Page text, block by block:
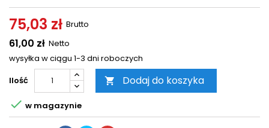
75,03 zł Brutto
61,00 zł Netto
wysyłka w ciągu 1-3 dni roboczych
Ilość
 Dodaj do koszyka
 w magazynie